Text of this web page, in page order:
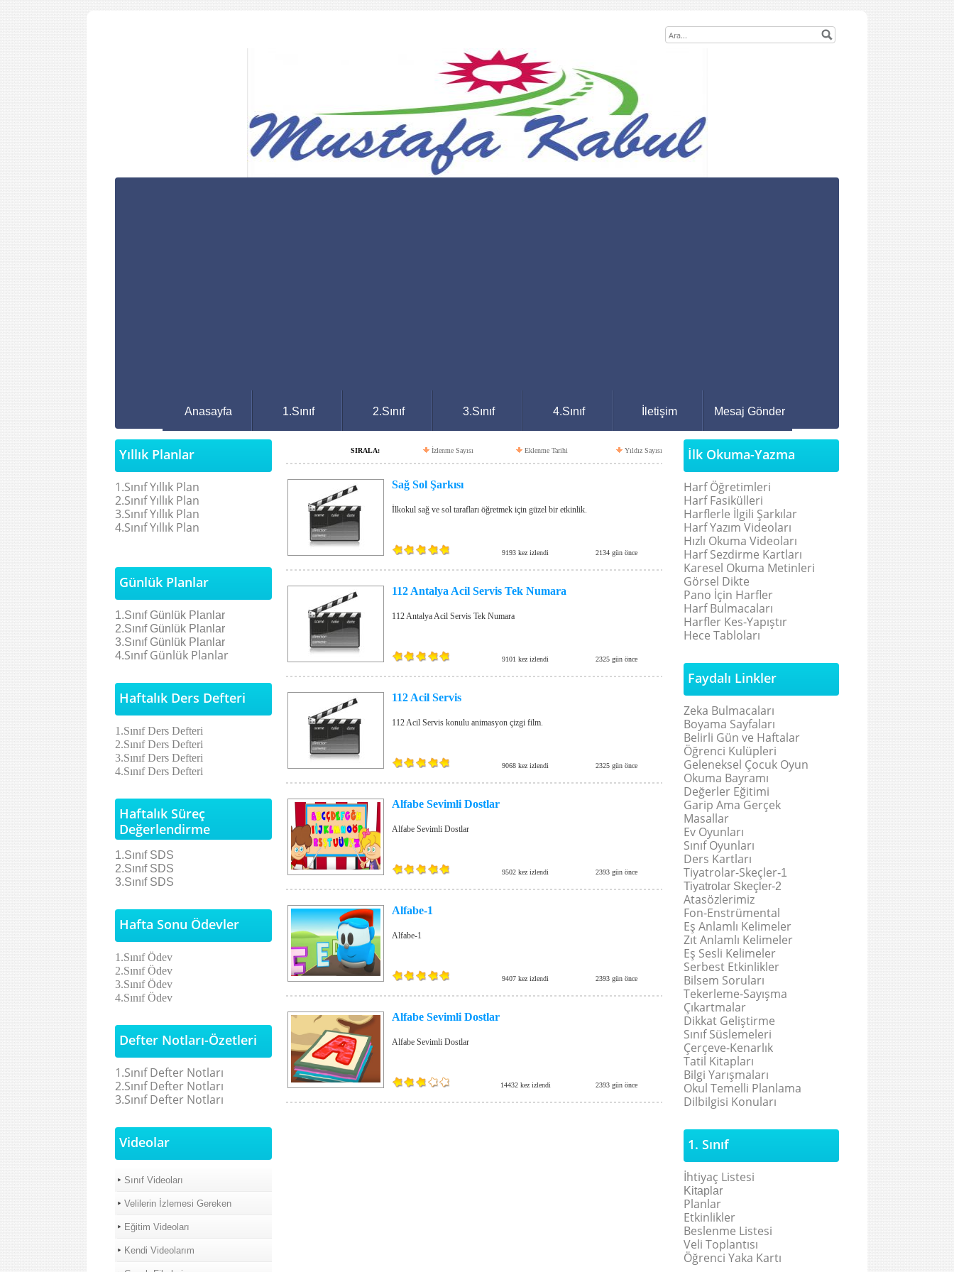
Anasayfa 1.Sınıf 2.Sınıf 3.Sınıf 4.Sınıf İletişim Mesaj Gönder
Yıllık Planlar
1.Sınıf Yıllık Plan
2.Sınıf Yıllık Plan
3.Sınıf Yıllık Plan
4.Sınıf Yıllık Plan
Günlük Planlar
1.Sınıf Günlük Planlar
2.Sınıf Günlük Planlar
3.Sınıf Günlük Planlar
4.SınıfGünlük Planlar
Haftalık Ders Defteri
1.Sınıf Ders Defteri
2.Sınıf Ders Defteri
3.Sınıf Ders Defteri
4.Sınıf Ders Defteri
Haftalık Süreç
Değerlendirme
1.Sınıf SDS
2.Sınıf SDS
3.Sınıf SDS
Hafta Sonu Ödevler
1.Sınıf Ödev
2.Sınıf Ödev
3.Sınıf Ödev
4.Sınıf Ödev
Defter Notları-Özetleri
1.Sınıf Defter Notları
2.Sınıf Defter Notları
3.Sınıf Defter Notları
Videolar
Sınıf Videoları
Velilerin İzlemesi Gereken
Eğitim Videoları
Kendi Videolarım
SIRALA: İzlenme Sayısı Eklenme Tarihi Yıldız Sayısı
Sağ Sol Şarkısı
İlkokul sağ ve sol tarafları öğretmek için güzel bir etkinlik.
9193 kez izlendi 2134 gün önce
112 Antalya Acil Servis Tek Numara
112 Antalya Acil Servis Tek Numara
9101 kez izlendi 2325 gün önce
112 Acil Servis
112 Acil Servis konulu animasyon çizgi film.
9068 kez izlendi 2325 gün önce
Alfabe Sevimli Dostlar
Alfabe Sevimli Dostlar
9502 kez izlendi 2393 gün önce
Alfabe-1
Alfabe-1
9407 kez izlendi 2393 gün önce
Alfabe Sevimli Dostlar
Alfabe Sevimli Dostlar
14432 kez izlendi 2393 gün önce
İlk Okuma-Yazma
Harf Öğretimleri
Harf Fasikülleri
Harflerle İlgili Şarkılar
Harf Yazım Videoları
Hızlı Okuma Videoları
Harf Sezdirme Kartları
Karesel Okuma Metinleri
Görsel Dikte
Pano İçin Harfler
Harf Bulmacaları
Harfler Kes-Yapıştır
Hece Tabloları
Faydalı Linkler
Zeka Bulmacaları
Boyama Sayfaları
Belirli Gün ve Haftalar
Öğrenci Kulüpleri
Geleneksel Çocuk Oyun
Okuma Bayramı
Değerler Eğitimi
Garip Ama Gerçek
Masallar
Ev Oyunları
Sınıf Oyunları
Ders Kartları
Tiyatrolar-Skeçler-1
Tiyatrolar Skeçler-2
Atasözlerimiz
Fon-Enstrümental
Eş Anlamlı Kelimeler
Zıt Anlamlı Kelimeler
Eş Sesli Kelimeler
Serbest Etkinlikler
Bilsem Soruları
Tekerleme-Sayışma
Çıkartmalar
Dikkat Geliştirme
Sınıf Süslemeleri
Çerçeve-Kenarlık
Tatil Kitapları
Bilgi Yarışmaları
Okul Temelli Planlama
Dilbilgisi Konuları
1. Sınıf
İhtiyaç Listesi
Kitaplar
Planlar
Etkinlikler
Beslenme Listesi
Veli Toplantısı
Öğrenci Yaka Kartı